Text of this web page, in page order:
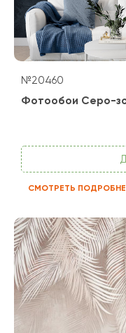
№20460
Фотообои Серо-
СМОТРЕТЬ